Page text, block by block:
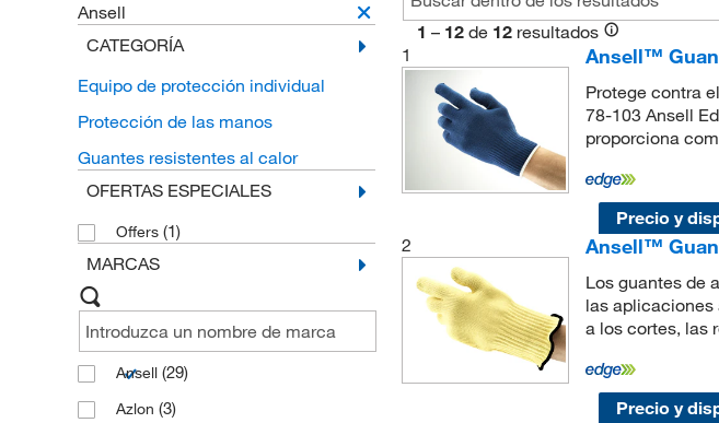
Ansell
CATEGORÍA
Equipo de protección individual
Protección de las manos
Guantes resistentes al calor
OFERTAS ESPECIALES
Offers (1)
MARCAS
Ansell (29)
Azlon (3)
1 – 12 de 12 resultados
1
Ansell™
Protege contra
78-103 Ansell
proporciona
Precio y
2
Ansell™
Los guantes de
las aplicaciones
a los cortes, las
Precio y